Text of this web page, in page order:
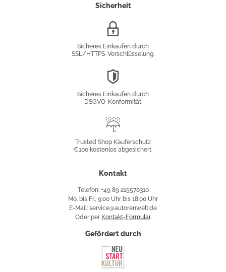
Sicherheit
Sicheres Einkaufen durch
SSL/HTTPS-Verschlüsselung.
Sicheres Einkaufen durch
DSGVO-Konformität.
Käuferschutz
Trusted Shop Käuferschutz
€100 kostenlos abgesichert.
Kontakt
Telefon: +49 89 215570310
Mo. bis Fr., 9:00 Uhr bis 18:00 Uhr
E-Mail: service@autorenwelt.de
Oder per Kontakt-Formular.
Gefördert durch